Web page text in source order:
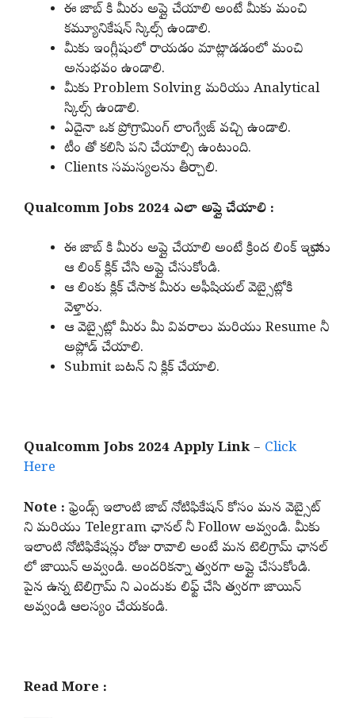
ఈ జాబ్ కి మీరు అప్లై చేయాలి అంటే మీకు మంచి
కమ్యూనికేషన్ స్కిల్స్ ఉండాలి.
మీకు ఇంగ్లీషులో రాయడం మాట్లాడడంలో మంచి
అనుభవం ఉండాలి.
మీకు Problem Solving మరియు Analytical
స్కిల్స్ ఉండాలి.
ఏదైనా ఒక ప్రోగ్రామింగ్ లాంగ్వేజ్ వచ్చి ఉండాలి.
టీం తో కలిసి పని చేయాల్సి ఉంటుంది.
Clients సమస్యలను తీర్చాలి.
Qualcomm Jobs 2024 ఎలా అప్లై చేయాలి :
ఈ జాబ్ కి మీరు అప్లై చేయాలి అంటే క్రింద లింక్ ఇచ్చాను
ఆ లింక్ క్లిక్ చేసి అప్లై చేసుకోండి.
ఆ లింకు క్లిక్ చేసాక మీరు అఫీషియల్ వెబ్సైట్లోకి
వెళ్తారు.
ఆ వెబ్సైట్లో మీరు మీ వివరాలు మరియు Resume నీ
అప్లోడ్ చేయాలి.
Submit బటన్ ని క్లిక్ చేయాలి.
Qualcomm Jobs 2024 Apply Link– Click
Here
Note :ఫ్రెండ్స్ ఇలాంటి జాబ్ నోటిఫికేషన్ కోసం మన వెబ్సైట్
ని మరియు Telegram ఛానల్ నీ Follow అవ్వండి. మీకు
ఇలాంటి నోటిఫికేషన్లు రోజు రావాలి అంటే మన టెలిగ్రామ్ ఛానల్
లో జాయిన్ అవ్వండి. అందరికన్నా త్వరగా అప్లై చేసుకోండి.
పైన ఉన్న టెలిగ్రామ్ ని ఎందుకు లిఫ్ట్ చేసి త్వరగా జాయిన్
అవ్వండి ఆలస్యం చేయకండి.
Read More :